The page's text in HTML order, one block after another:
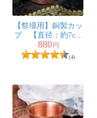
【祭壇用】銅製カッ
プ 【直径：約7cm
高さ：約5cm】
880円
(4)